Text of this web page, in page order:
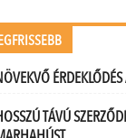
TÁVÚ